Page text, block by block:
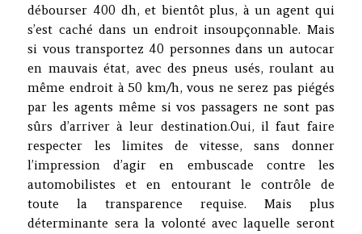
débourser 400 dh, et bientôt plus, à un agent qui
s’est caché dans un endroit insoupçonnable. Mais
si vous transportez 40 personnes dans un autocar
en mauvais état, avec des pneus usés, roulant au
même endroit à 50 km/h, vous ne serez pas piégés
par les agents même si vos passagers ne sont pas
sûrs d’arriver à leur destination.Oui, il faut faire
respecter les limites de vitesse, sans donner
l’impression d’agir en embuscade contre les
automobilistes et en entourant le contrôle de
toute la transparence requise. Mais plus
déterminante sera la volonté avec laquelle seront